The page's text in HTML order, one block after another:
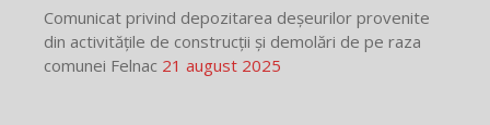
Comunicat privind depozitarea deșeurilor provenite
din activitățile de construcții și demolări de pe raza
comunei Felnac 21 august 2025